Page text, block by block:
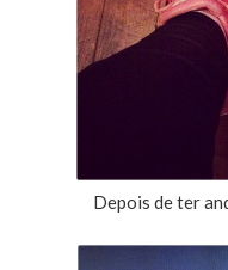
Depois de ter